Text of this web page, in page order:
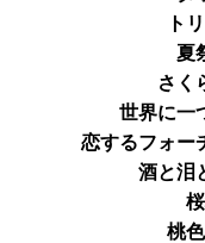
ト
夏
さく
世界に一
恋するフォー
酒と泪
桃